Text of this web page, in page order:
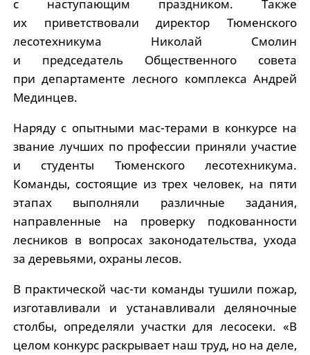
с наступающим праздником. Также
их приветствовали директор Тюменского
лесотехникума Николай Смолин
и председатель Общественного совета
при департаменте лесного комплекса Андрей
Мединцев.
Наряду с опытными мас-терами в конкурсе на
звание лучших по профессии приняли участие
и студенты Тюменского лесотехникума.
Команды, состоящие из трех человек, на пяти
этапах выполняли различные задания,
направленные на проверку подкованности
лесников в вопросах законодательства, ухода
за деревьями, охраны лесов.
В практической час-ти команды тушили пожар,
изготавливали и устанавливали деляночные
столбы, определяли участки для лесосеки. «В
целом конкурс раскрывает наш труд, но на деле,